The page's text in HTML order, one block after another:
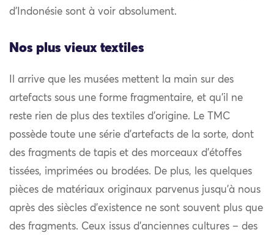
d’Indonésie sont à voir absolument.
Nos plus vieux textiles
Il arrive que les musées mettent la main sur des
artefacts sous une forme fragmentaire, et qu’il ne
reste rien de plus des textiles d’origine. Le TMC
possède toute une série d’artefacts de la sorte, dont
des fragments de tapis et des morceaux d’étoffes
tissées, imprimées ou brodées. De plus, les quelques
pièces de matériaux originaux parvenus jusqu’à nous
après des siècles d’existence ne sont souvent plus que
des fragments. Ceux issus d’anciennes cultures – des